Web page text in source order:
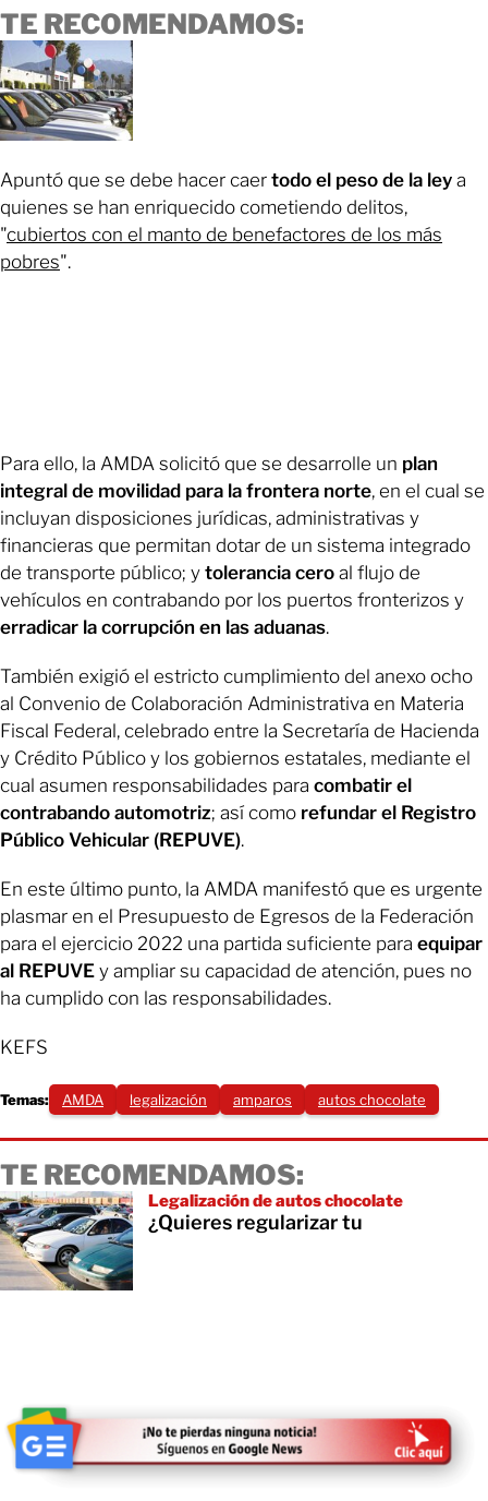
TE RECOMENDAMOS:
Apuntó que se debe hacer caer todo el peso de la ley a
quienes se han enriquecido cometiendo delitos,
"cubiertos con el manto de benefactores de los más
pobres".
Para ello, la AMDA solicitó que se desarrolle un plan
integral de movilidad para la frontera norte, en el cual se
incluyan disposiciones jurídicas, administrativas y
financieras que permitan dotar de un sistema integrado
de transporte público; y tolerancia cero al flujo de
vehículos en contrabando por los puertos fronterizos y
erradicar la corrupción en las aduanas.
También exigió el estricto cumplimiento del anexo ocho
al Convenio de Colaboración Administrativa en Materia
Fiscal Federal, celebrado entre la Secretaría de Hacienda
y Crédito Público y los gobiernos estatales, mediante el
cual asumen responsabilidades para combatir el
contrabando automotriz; así como refundar el Registro
Público Vehicular (REPUVE).
En este último punto, la AMDA manifestó que es urgente
plasmar en el Presupuesto de Egresos de la Federación
para el ejercicio 2022 una partida suficiente para equipar
al REPUVE y ampliar su capacidad de atención, pues no
ha cumplido con las responsabilidades.
KEFS
Temas: AMDA legalización amparos autos chocolate
TE RECOMENDAMOS:
Legalización de autos chocolate
¿Quieres regularizar tu